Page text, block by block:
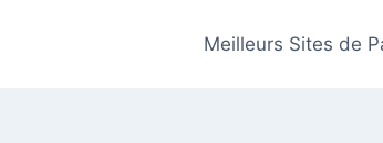
Meilleurs Sites de